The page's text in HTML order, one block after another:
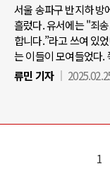
서울 송파구 반지하 방
흘렀다. 유서에는 "죄
합니다.”라고 쓰여 있
는 이들이 모여들었다.
류민 기자
1